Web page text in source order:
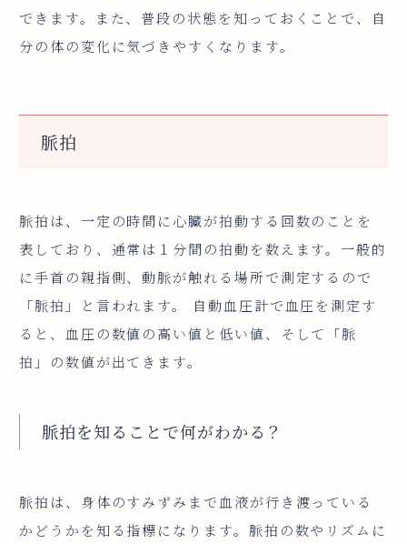
できます。また、普段の状態を知っておくことで、自
分の体の変化に気づきやすくなります。
脈拍
脈拍は、一定の時間に心臓が拍動する回数のことを
表しており、通常は１分間の拍動を数えます。一般的
に手首の親指側、動脈が触れる場所で測定するので
「脈拍」と言われます。 自動血圧計で血圧を測定す
ると、血圧の数値の高い値と低い値、そして「脈
拍」の数値が出てきます。
脈拍を知ることで何がわかる？
脈拍は、身体のすみずみまで血液が行き渡っている
かどうかを知る指標になります。脈拍の数やリズムに